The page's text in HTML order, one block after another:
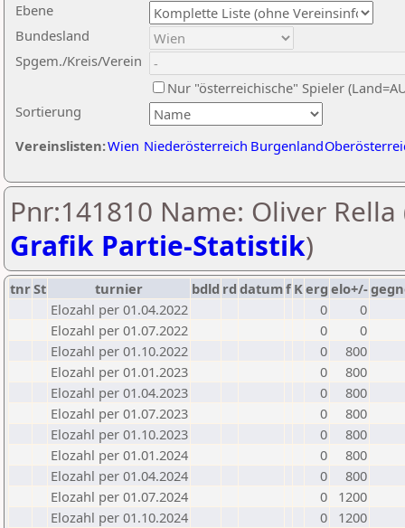
Ebene
Sortierung
Bundesland
Spgem./Kreis/Verein
Nur "österreichische" Spieler
Vereinslisten:Wien Niederösterreich Burgenland
Pnr:141810 Name: Oliver Rella
Grafik Partie-Statistik)
tnrSt turnier bdld rd datumf Kerg elo+/-
Elozahl per 01.04.2022
0
0
Elozahl per 01.07.2022
0
0
Elozahl per 01.10.2022
0
800
Elozahl per 01.01.2023
0
800
Elozahl per 01.04.2023
0
800
Elozahl per 01.07.2023
0
800
Elozahl per 01.10.2023
0
800
Elozahl per 01.01.2024
0
800
Elozahl per 01.04.2024
0
800
Elozahl per 01.07.2024
0
1200
Elozahl per 01.10.2024
0
1200